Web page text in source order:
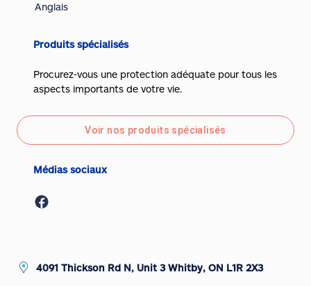
Anglais
Produits spécialisés
Procurez-vous une protection adéquate pour tous les
aspects importants de votre vie.
Voir nos produits spécialisés
Médias sociaux
4091 Thickson Rd N, Unit 3 Whitby, ON L1R 2X3